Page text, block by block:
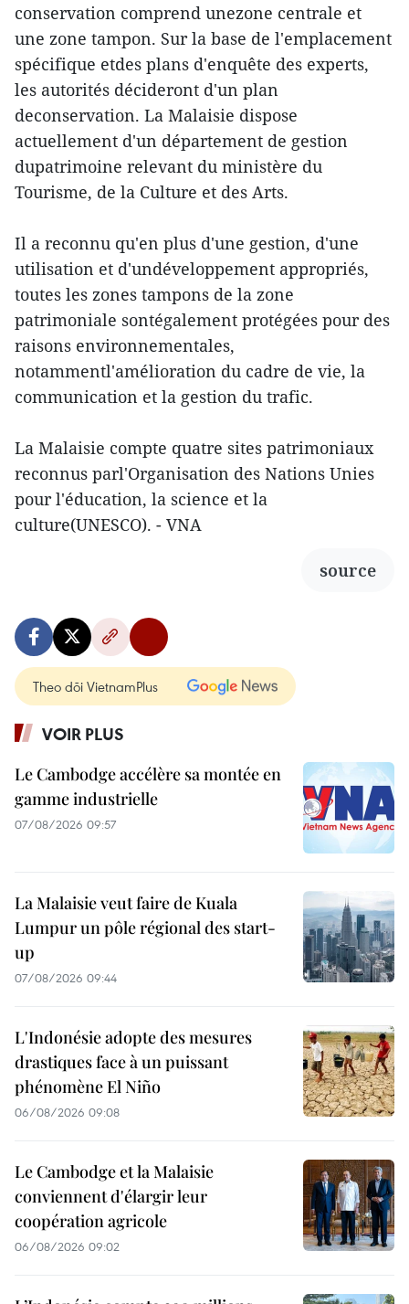
conservation comprend unezone centrale et
une zone tampon. Sur la base de l'emplacement
spécifique etdes plans d'enquête des experts,
les autorités décideront d'un plan
deconservation. La Malaisie dispose
actuellement d'un département de gestion
dupatrimoine relevant du ministère du
Tourisme, de la Culture et des Arts.
Il a reconnu qu'en plus d'une gestion, d'une
utilisation et d'undéveloppement appropriés,
toutes les zones tampons de la zone
patrimoniale sontégalement protégées pour des
raisons environnementales,
notammentl'amélioration du cadre de vie, la
communication et la gestion du trafic.
La Malaisie compte quatre sites patrimoniaux
reconnus parl'Organisation des Nations Unies
pour l'éducation, la science et la
culture(UNESCO). - VNA
source
Theo dõi VietnamPlus
VOIR PLUS
Le Cambodge accélère sa montée en
gamme industrielle
07/08/2026 09:57
La Malaisie veut faire de Kuala
Lumpur un pôle régional des start-
up
07/08/2026 09:44
L'Indonésie adopte des mesures
drastiques face à un puissant
phénomène El Niño
06/08/2026 09:08
Le Cambodge et la Malaisie
conviennent d'élargir leur
coopération agricole
06/08/2026 09:02